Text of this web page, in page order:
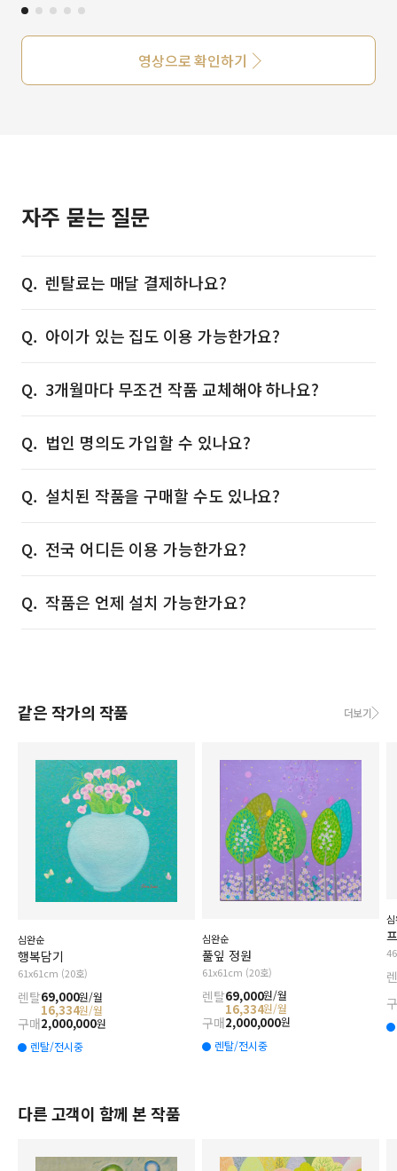
영상으로 확인하기
자주 묻는 질문
렌탈료는 매달 결제하나요?
아이가 있는 집도 이용 가능한가요?
3개월마다 무조건 작품 교체해야 하나요?
법인 명의도 가입할 수 있나요?
설치된 작품을 구매할 수도 있나요?
전국 어디든 이용 가능한가요?
작품은 언제 설치 가능한가요?
같은 작가의 작품 더보기
심완순
행복담기
61x61cm (20호)
렌탈69,000원/월
16,334원/월
구매2,000,000원
렌탈/전시중
심완순
풀잎 정원
61x61cm (20호)
렌탈69,000원/월
16,334원/월
구매2,000,000원
렌탈/전시중
다른 고객이 함께 본 작품